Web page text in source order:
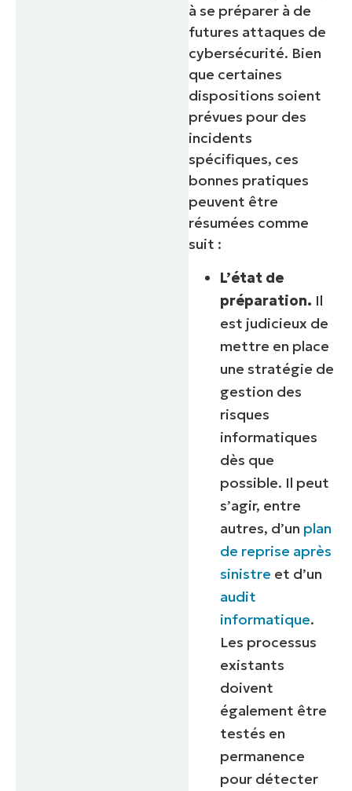
à se préparer à de
futures attaques de
cybersécurité. Bien
que certaines
dispositions soient
prévues pour des
incidents
spécifiques, ces
bonnes pratiques
peuvent être
résumées comme
suit :
L’état de
préparation. Il
est judicieux de
mettre en place
une stratégie de
gestion des
risques
informatiques
dès que
possible. Il peut
s’agir, entre
autres, d’un plan
de reprise après
sinistre et d’un
audit
informatique.
Les processus
existants
doivent
également être
testés en
permanence
pour détecter